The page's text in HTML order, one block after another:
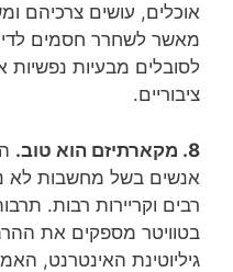
אוכלים, עושים צרכיהם
מאשר לשחרר חסמים
לסובלים מבעיות
ציבוריים.
8. מקארתיזם הוא טוב.
אנשים בשל מחשבות לא
רבים וקריירות רבות.
בטוויטר מספקים את
גיליוטינת האינטרנט,